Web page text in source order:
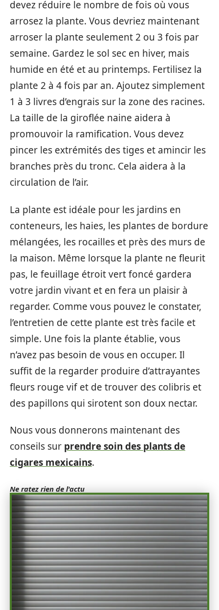
devez réduire le nombre de fois où vous
arrosez la plante. Vous devriez maintenant
arroser la plante seulement 2 ou 3 fois par
semaine. Gardez le sol sec en hiver, mais
humide en été et au printemps. Fertilisez la
plante 2 à 4 fois par an. Ajoutez simplement
1 à 3 livres d’engrais sur la zone des racines.
La taille de la giroflée naine aidera à
promouvoir la ramification. Vous devez
pincer les extrémités des tiges et amincir les
branches près du tronc. Cela aidera à la
circulation de l’air.
La plante est idéale pour les jardins en
conteneurs, les haies, les plantes de bordure
mélangées, les rocailles et près des murs de
la maison. Même lorsque la plante ne fleurit
pas, le feuillage étroit vert foncé gardera
votre jardin vivant et en fera un plaisir à
regarder. Comme vous pouvez le constater,
l’entretien de cette plante est très facile et
simple. Une fois la plante établie, vous
n’avez pas besoin de vous en occuper. Il
suffit de la regarder produire d’attrayantes
fleurs rouge vif et de trouver des colibris et
des papillons qui sirotent son doux nectar.
Nous vous donnerons maintenant des
conseils sur prendre soin des plants de
cigares mexicains.
Ne ratez rien de l'actu